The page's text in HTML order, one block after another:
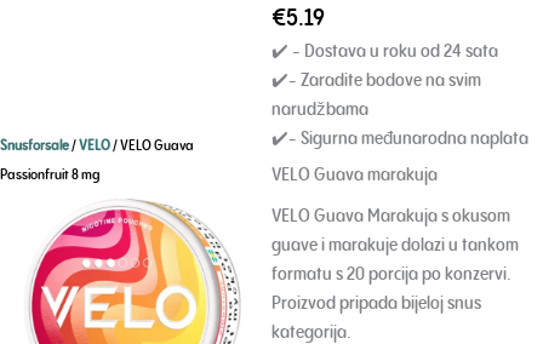
Snusforsale/VELO/ VELO Guava
Passionfruit 8 mg
€5.19
✔️ - Dostava u roku od 24 sata
✔️- Zaradite bodove na svim
narudžbama
✔️- Sigurna međunarodna naplata
VELO Guava marakuja
VELO Guava Marakuja s okusom
guave i marakuje dolazi u tankom
formatu s 20 porcija po konzervi.
Proizvod pripada bijeloj snus
kategorija.